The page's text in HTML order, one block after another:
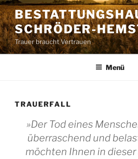
Zum
Inhalt
springenSCHRÖDER-
Trauer braucht Vertrauen
Menü
TRAUERFALL
»Der Tod eines
überraschend und
möchten Ihnen in